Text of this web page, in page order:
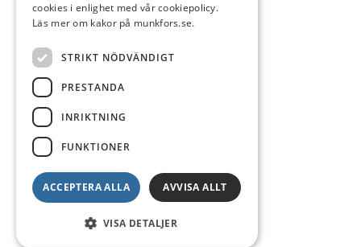
cookies i enlighet med vår cookiepolicy.
Läs mer om kakor på munkfors.se.
STRIKT NÖDVÄNDIGT
PRESTANDA
INRIKTNING
FUNKTIONER
ACCEPTERA ALLA AVVISA ALLT
VISA DETALJER